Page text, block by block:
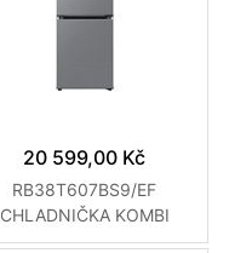
20 599,00 Kč
RB38T607BS9/EF
CHLADNIČKA KOMBI
SAMSUNG